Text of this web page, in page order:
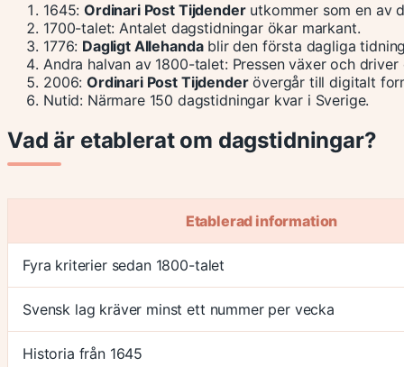
1645:Ordinari Post Tijdenderutkommer som en av
1700-talet: Antalet dagstidningar ökar markant.
1776: Dagligt Allehandablir den första dagliga
Andra halvan av 1800-talet: Pressen växer och
2006:Ordinari Post Tijdenderövergår till digitalt
Nutid: Närmare 150 dagstidningar kvar i Sverige.
Vad är etablerat om dagstidningar?
Etablerad information
Fyra kriterier sedan 1800-talet
Svensk lag kräver minst ett nummer per vecka
Historia från 1645